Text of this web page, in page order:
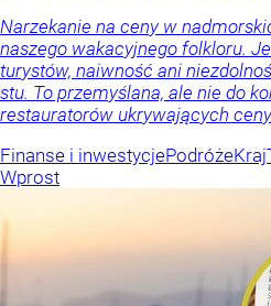
Narzekanie na ceny w
naszego wakacyjnego folkloru.
turystów, naiwność ani
stu. To przemyślana, ale nie do
restauratorów ukrywających
Finanse i inwestycjePodróżeKraj
Wprost